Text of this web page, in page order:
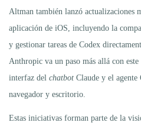
Altman también lanzó actualizaciones
aplicación de iOS, incluyendo la
y gestionar tareas de Codex
Anthropic va un paso más allá con
interfaz del chatbot Claude y el agente
navegador y escritorio.
Estas iniciativas forman parte de la